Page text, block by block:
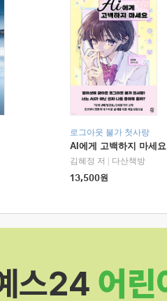
로그아웃 불가 첫사랑
AI에게 고백하지 마세요
김혜정 저
다산책방
13,500원